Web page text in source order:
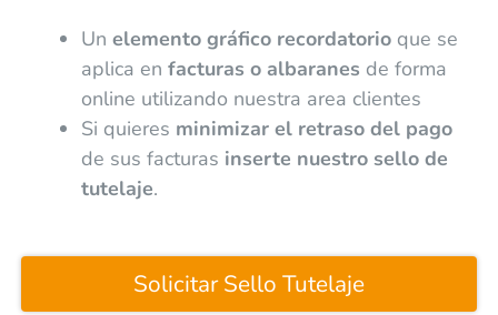
Un elemento gráfico recordatorioque se
aplica en facturas o albaranes de forma
online utilizando nuestra area clientes
Si quieres minimizar el retraso del pago
de sus facturas inserte nuestro sello de
tutelaje.
Solicitar Sello Tutelaje